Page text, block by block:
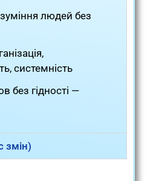
людей без
системність
без гідності —
змін)